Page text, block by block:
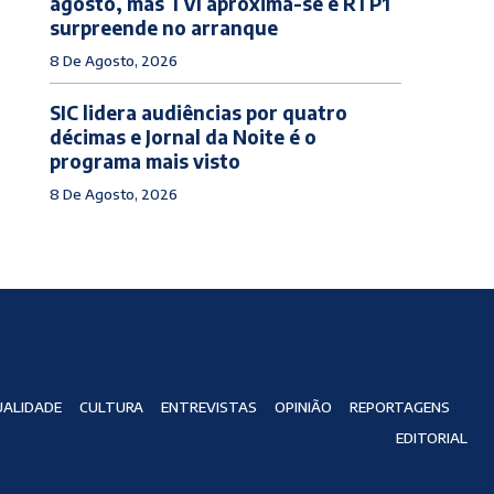
surpreende no arranque
8 De Agosto, 2026
SIC lidera audiências por quatro
décimas e Jornal da Noite é o
programa mais visto
8 De Agosto, 2026
CULTURA ENTREVISTAS OPINIÃO
REPORTAGENS
EDITORIAL